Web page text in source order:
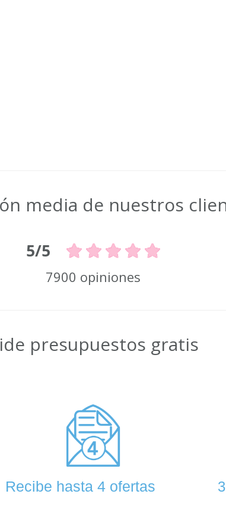
media de nuestros
5/5
7900 opiniones
presupuestos gratis
Recibe hasta 4 ofertas